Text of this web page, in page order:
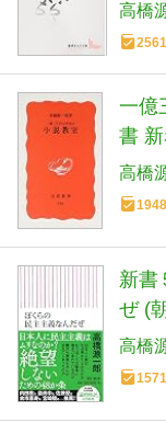
高橋
2561
一億
書
高橋
1948
新書
ぜ (
高橋
1571